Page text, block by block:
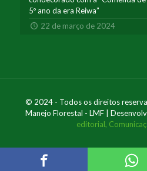
5º ano da era Reiwa”
22 de março de 2024
© 2024 - Todos os direitos
Manejo Florestal - LMF |
editorial,